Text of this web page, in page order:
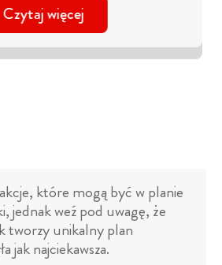
Czytaj więcej
które mogą być w planie
jednak weź pod uwagę, że
tworzy unikalny plan
jak najciekawsza.